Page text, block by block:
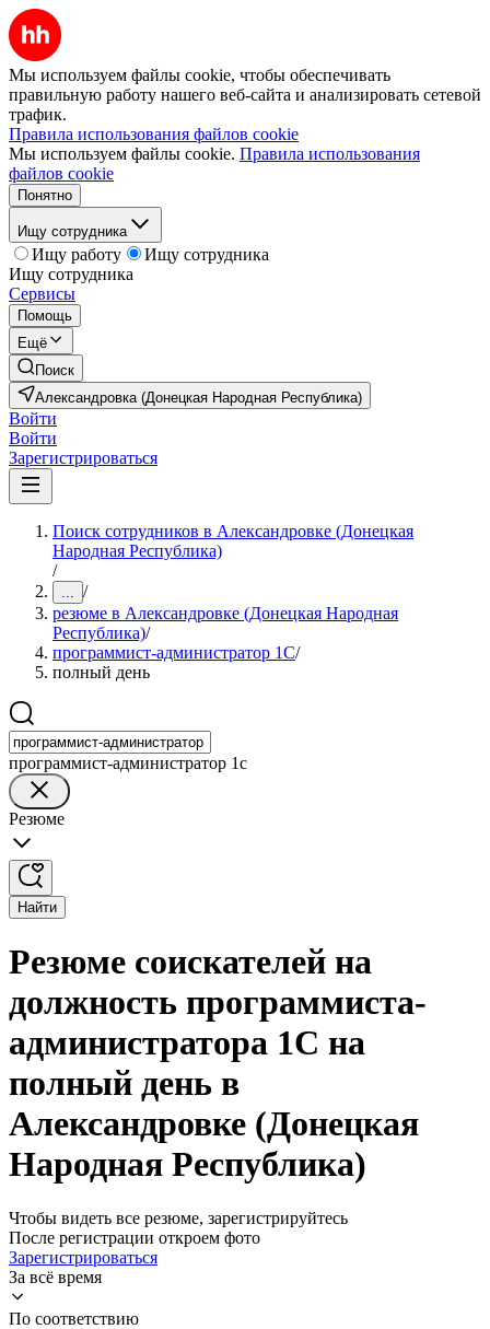
Мы используем файлы cookie, чтобы обеспечивать
правильную работу нашего веб-сайта и анализировать сетевой
трафик.
Правила использования файлов cookie
Мы используем файлы cookie. Правила использования
файлов cookie
Понятно
Ищу сотрудника
Ищу работу
Ищу сотрудника
Ищу сотрудника
Сервисы
Помощь
Ещё
Поиск
Александровка (Донецкая Народная Республика)
Войти
Войти
Зарегистрироваться
Поиск сотрудников в Александровке (Донецкая
Народная Республика)
/
... /
резюме в Александровке (Донецкая Народная
Республика)/
программист-администратор 1С/
полный день
программист-администратор 1с
Резюме
Найти
Резюме соискателей на
должность программиста-
администратора 1С на
полный день в
Александровке (Донецкая
Народная Республика)
Чтобы видеть все резюме, зарегистрируйтесь
После регистрации откроем фото
Зарегистрироваться
За всё время
По соответствию